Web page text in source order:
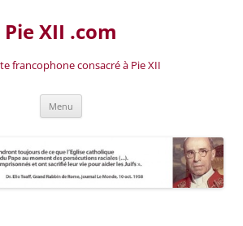
Pie XII .com
francophone consacré à Pie XII
Menu